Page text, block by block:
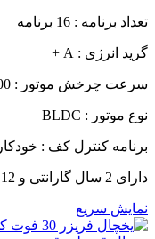
تعداد برنامه : 16 برنامه
گرید انرژی : A +
سرعت چرخش موتور : 1400 دور بر دقیقه
نوع موتور : BLDC
برنامه کنترل کف : خودکار
دارای 2 سال گارانتی و 12 سال خدمات پس از فروش پاک سرویس
نمایش سریع